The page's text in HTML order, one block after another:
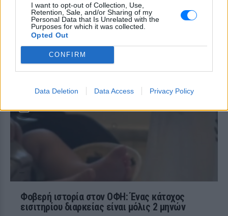
I want to opt-out of Collection, Use,
Retention, Sale, and/or Sharing of my
Personal Data that Is Unrelated with the
Purposes for which it was collected.
Opted Out
CONFIRM
Data Deletion Data Access Privacy Policy
Ατύχημα για τον Ιβάν Σβιτάιλο
στην Κέρκυρα: «Θα σηκωθώ πιο
δυνατός»
στο Instagram μια φωτογραφία από
πρόσφατη εξέτασή του, με ένα μήνυμα
Φοβερή ιστορία στον ΟΦΗ: Ένας κάτοχος
εισιτηρίου διαρκείας είναι μόλις 2 μηνών